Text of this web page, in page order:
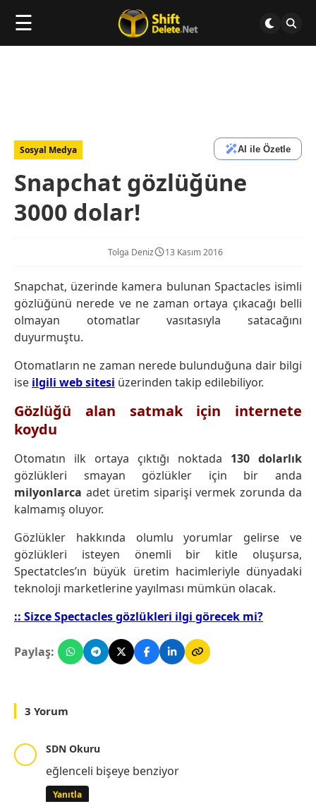
☰
Sosyal Medya AI ile Özetle
Snapchat gözlüğüne
3000 dolar!
Tolga Deniz 13 Kasım 2016
Snapchat, üzerinde kamera bulunan Spactacles isimli
gözlüğünü nerede ve ne zaman ortaya çıkacağı belli
olmayan otomatlar vasıtasıyla satacağını
duyurmuştu.
Otomatların ne zaman nerede bulunduğuna dair bilgi
ise ilgili web sitesi üzerinden takip edilebiliyor.
Gözlüğü alan satmak için internete
koydu
Otomatın ilk ortaya çıktığı noktada 130 dolarlık
gözlükleri smayan gözlükler için bir anda
milyonlarca adet üretim siparişi vermek zorunda da
kalmamış oluyor.
Gözlükler hakkında olumlu yorumlar gelirse ve
gözlükleri isteyen önemli bir kitle oluşursa,
Spectatcles’ın büyük üretim hacimleriyle dünyadaki
teknoloji marketlerine yayılması mümkün olacak.
:: Sizce Spectacles gözlükleri ilgi görecek mi?
Paylaş:
3 Yorum
SDN Okuru
eğlenceli bişeye benziyor
Yanıtla